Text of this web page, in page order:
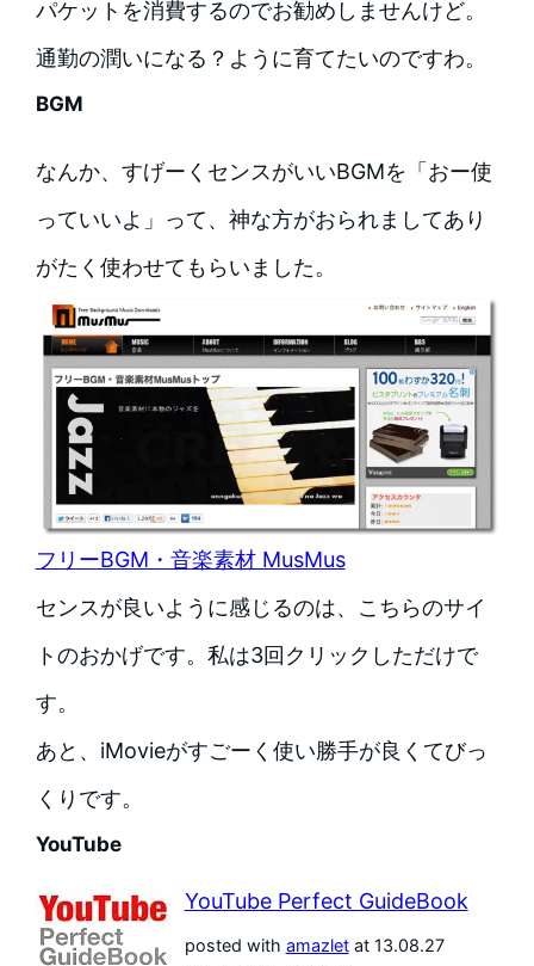
パケットを消費するのでお勧めしませんけど。
通勤の潤いになる？ように育てたいのですわ。
BGM
なんか、すげーくセンスがいいBGMを「おー使
っていいよ」って、神な方がおられましてあり
がたく使わせてもらいました。
フリーBGM・音楽素材 MusMus
センスが良いように感じるのは、こちらのサイ
トのおかげです。私は3回クリックしただけで
す。
あと、iMovieがすごーく使い勝手が良くてびっ
くりです。
YouTube
YouTube Perfect GuideBook
posted with amazletat 13.08.27